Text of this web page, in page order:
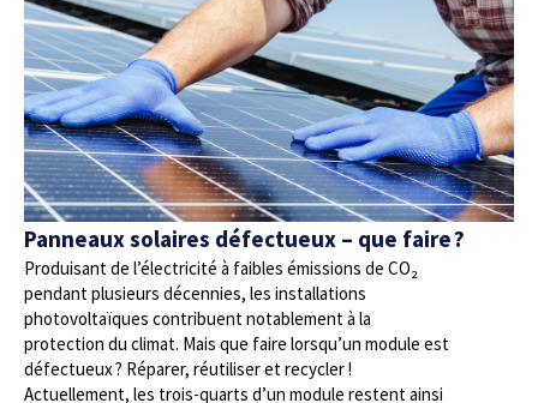
Panneaux solaires défectueux – que faire ?
Produisant de l’électricité à faibles émissions de CO₂
pendant plusieurs décennies, les installations
photovoltaïques contribuent notablement à la
protection du climat. Mais que faire lorsqu’un module est
défectueux ? Réparer, réutiliser et recycler !
Actuellement, les trois-quarts d’un module restent ainsi